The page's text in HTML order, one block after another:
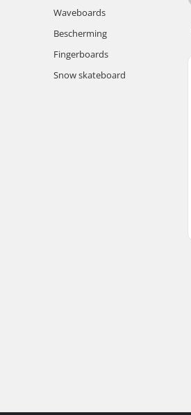
Waveboards
Bescherming
Fingerboards
Snow skateboard